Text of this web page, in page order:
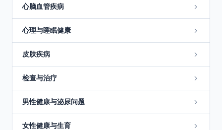
心脑血管疾病
心理与睡眠健康
皮肤疾病
检查与治疗
男性健康与泌尿问题
女性健康与生育